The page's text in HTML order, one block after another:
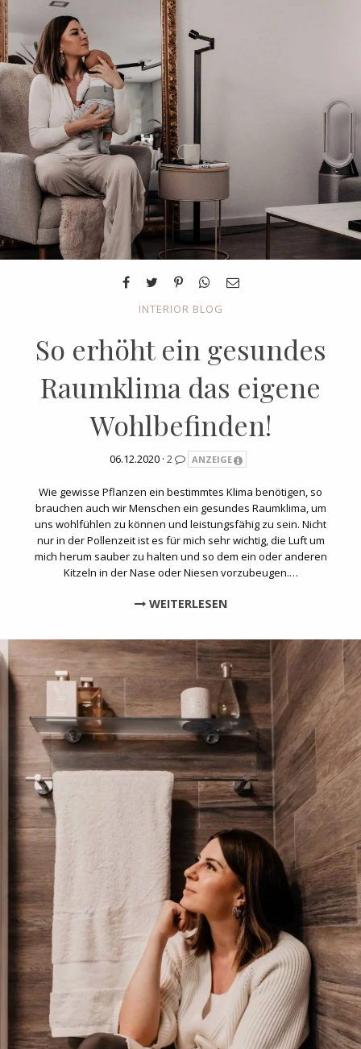
INTERIOR BLOG
So erhöht ein gesundes
Raumklima das eigene
Wohlbefinden!
06.12.2020 · 2 ANZEIGE
Wie gewisse Pflanzen ein bestimmtes Klima benötigen, so
brauchen auch wir Menschen ein gesundes Raumklima, um
uns wohlfühlen zu können und leistungsfähig zu sein. Nicht
nur in der Pollenzeit ist es für mich sehr wichtig, die Luft um
mich herum sauber zu halten und so dem ein oder anderen
Kitzeln in der Nase oder Niesen vorzubeugen.…
WEITERLESEN